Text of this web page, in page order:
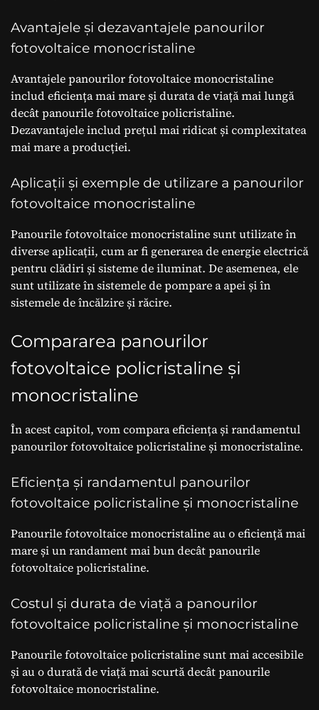
Avantajele și dezavantajele panourilor
fotovoltaice monocristaline
Avantajele panourilor fotovoltaice monocristaline
includ eficiența mai mare și durata de viață mai lungă
decât panourile fotovoltaice policristaline.
Dezavantajele includ prețul mai ridicat și complexitatea
mai mare a producției.
Aplicații și exemple de utilizare a panourilor
fotovoltaice monocristaline
Panourile fotovoltaice monocristaline sunt utilizate în
diverse aplicații, cum ar fi generarea de energie electrică
pentru clădiri și sisteme de iluminat. De asemenea, ele
sunt utilizate în sistemele de pompare a apei și în
sistemele de încălzire și răcire.
Compararea panourilor
fotovoltaice policristaline și
monocristaline
În acest capitol, vom compara eficiența și randamentul
panourilor fotovoltaice policristaline și monocristaline.
Eficiența și randamentul panourilor
fotovoltaice policristaline și monocristaline
Panourile fotovoltaice monocristaline au o eficiență mai
mare și un randament mai bun decât panourile
fotovoltaice policristaline.
Costul și durata de viață a panourilor
fotovoltaice policristaline și monocristaline
Panourile fotovoltaice policristaline sunt mai accesibile
și au o durată de viață mai scurtă decât panourile
fotovoltaice monocristaline.